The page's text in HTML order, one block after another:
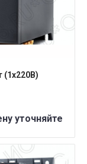
(1x220B)
уточняйте